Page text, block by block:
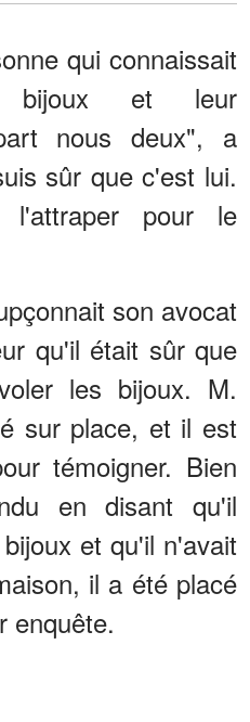
qui connaissait
bijoux et leur
nous deux", a
sûr que c'est lui.
l'attraper pour le
son avocat
qu'il était sûr que
les bijoux. M.
sur place, et il est
témoigner. Bien
en disant qu'il
et qu'il n'avait
il a été placé
enquête.